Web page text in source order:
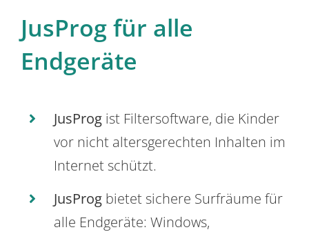
JusProg für alle
Endgeräte
JusProg ist Filtersoftware, die Kinder
vor nicht altersgerechten Inhalten im
Internet schützt.
JusProg bietet sichere Surfräume für
alle Endgeräte: Windows,